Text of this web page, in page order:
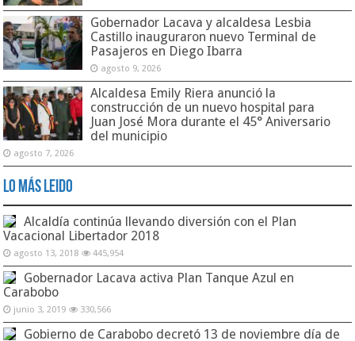
Gobernador Lacava y alcaldesa Lesbia
Castillo inauguraron nuevo Terminal de
Pasajeros en Diego Ibarra
agosto 9, 2026
Alcaldesa Emily Riera anunció la
construcción de un nuevo hospital para
Juan José Mora durante el 45° Aniversario
del municipio
agosto 7, 2026
Lo Más Leido
Alcaldía continúa llevando diversión con el Plan
Vacacional Libertador 2018
agosto 13, 2018 445,954
Gobernador Lacava activa Plan Tanque Azul en
Carabobo
junio 3, 2019 330,566
Gobierno de Carabobo decretó 13 de noviembre día de